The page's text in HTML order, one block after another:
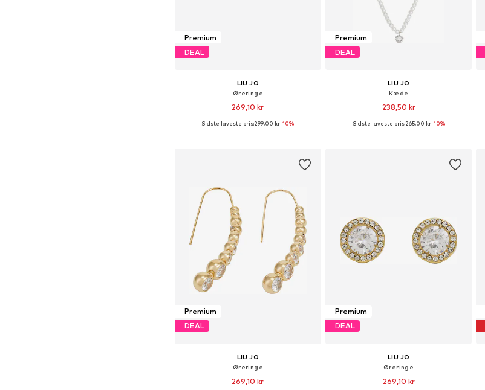
Premium
DEAL
LIU JO
Øreringe
269,10 kr
Tilgængelige størrelser: One Size
Sidste laveste pris:299,00 kr-10%
Premium
DEAL
LIU JO
Kæde
238,50 kr
Tilgængelige størrelser: One Size
Sidste laveste pris:265,00 kr-10%
Premium
DEAL
LIU JO
Øreringe
269,10 kr
Premium
DEAL
LIU JO
Øreringe
269,10 kr